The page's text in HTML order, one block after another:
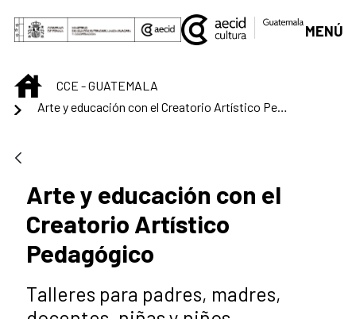
Saltar al contenido principal
MENÚ
INICIOCCE - GUATEMALA
Arte y educación con el Creatorio Artístico Pedagógico
Arte y educación con el
Creatorio Artístico
Pedagógico
Talleres para padres, madres,